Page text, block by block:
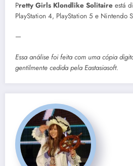
Pretty Girls Klondlike Solitaire está
PlayStation 4, PlayStation 5 e Nintendo
—
Essa análise foi feita com uma cópia
gentilmente cedida pela Eastasiasoft.